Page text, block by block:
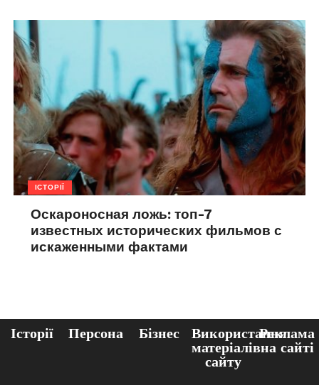
ІСТОРІЇ
Оскароносная ложь: топ-7
известных исторических фильмов с
искаженными фактами
Історії Персона Бізнес
Використання
матеріалів
сайту
Реклама
на сайті